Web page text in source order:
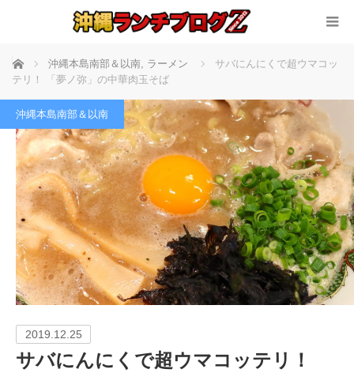
ホーム 沖縄本島南部＆以南, ラーメン
サバにんにくで超ウマコッ
テリ！ 「夢ノ弥」の中華肉玉そば
沖縄本島南部＆以南
2019.12.25
サバにんにくで超ウマコッテリ！